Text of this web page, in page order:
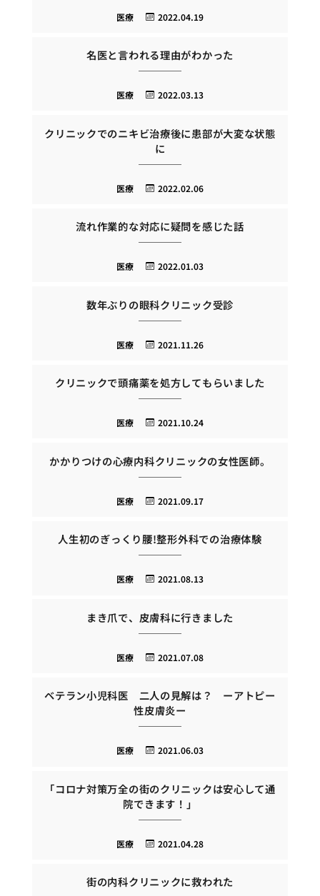
2022.04.19
医療
名医と言われる理由がわかった
2022.03.13
医療
クリニックでのニキビ治療後に患部が大変な状態
に
2022.02.06
医療
流れ作業的な対応に疑問を感じた話
2022.01.03
医療
数年ぶりの眼科クリニック受診
2021.11.26
医療
クリニックで頭痛薬を処方してもらいました
2021.10.24
医療
かかりつけの心療内科クリニックの女性医師。
2021.09.17
医療
人生初のぎっくり腰!整形外科での治療体験
2021.08.13
医療
まき爪で、皮膚科に行きました
2021.07.08
医療
ベテラン小児科医 二人の見解は？ ーアトピー
性皮膚炎ー
2021.06.03
医療
「コロナ対策万全の街のクリニックは安心して通
院できます！」
2021.04.28
医療
街の内科クリニックに救われた